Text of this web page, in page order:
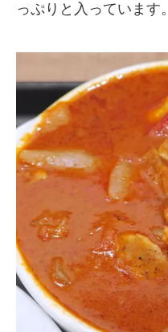
っぷりと入っています。